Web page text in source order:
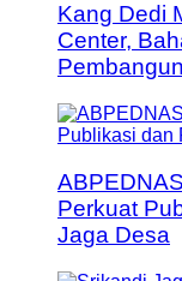
Kang Dedi
Center,
Perkuat
Jaga Desa